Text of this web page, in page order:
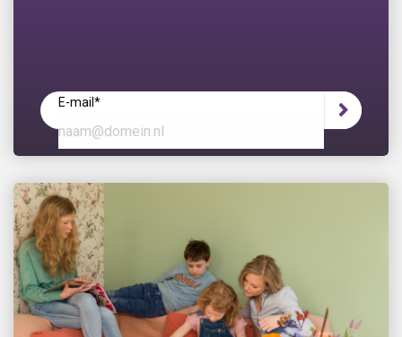
E-mail *
Submit